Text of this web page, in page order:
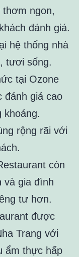
thơm ngon,
đánh giá.
hệ thống nhà
tươi sống.
tại Ozone
đánh giá cao
khoáng.
rộng rãi với
còn
và gia đình
tư hơn.
được
Trang với
ẩm thực hấp